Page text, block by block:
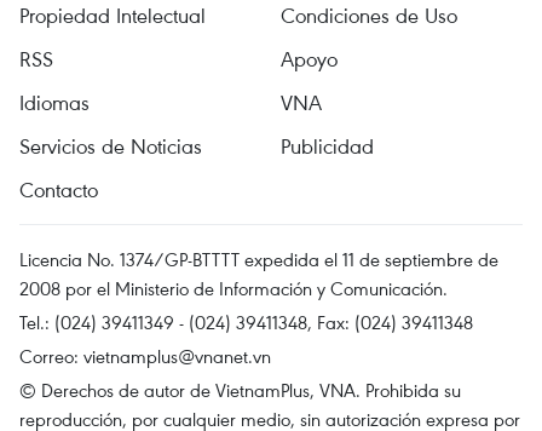
Propiedad Intelectual
Condiciones de Uso
RSS
Apoyo
Idiomas
VNA
Servicios de Noticias
Publicidad
Contacto
Licencia No. 1374/GP-BTTTT expedida el 11 de septiembre de
2008 por el Ministerio de Información y Comunicación.
Tel.: (024) 39411349 - (024) 39411348, Fax: (024) 39411348
Correo: vietnamplus@vnanet.vn
© Derechos de autor de VietnamPlus, VNA. Prohibida su
reproducción, por cualquier medio, sin autorización expresa por